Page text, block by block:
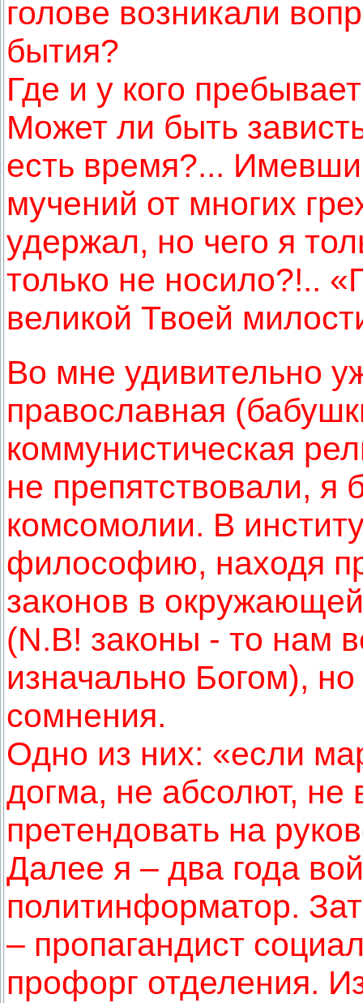
голове возникали
бытия?
Где и у кого
Может ли быть
есть время?...
мучений от многих
удержал, но чего я
только не носило?!..
великой Твоей
Во мне удивительно
православная
коммунистическая
не препятствовали, я
комсомолии. В
философию, находя
законов в
(N.B! законы - то нам
изначально Богом),
сомнения.
Одно из них: «если
догма, не абсолют, не
претендовать на
Далее я – два года
политинформатор.
– пропагандист
профорг отделения.